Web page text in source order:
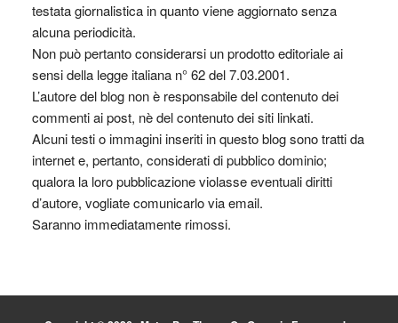
testata giornalistica in quanto viene aggiornato senza
alcuna periodicità.
Non può pertanto considerarsi un prodotto editoriale ai
sensi della legge italiana n° 62 del 7.03.2001.
L’autore del blog non è responsabile del contenuto dei
commenti ai post, nè del contenuto dei siti linkati.
Alcuni testi o immagini inseriti in questo blog sono tratti da
internet e, pertanto, considerati di pubblico dominio;
qualora la loro pubblicazione violasse eventuali diritti
d’autore, vogliate comunicarlo via email.
Saranno immediatamente rimossi.